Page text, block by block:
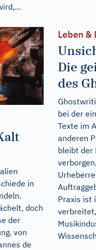
in
doch
der
von
de
Leben &
Die
des
bei der
Texte im
anderen
bleibt der
Praxis ist